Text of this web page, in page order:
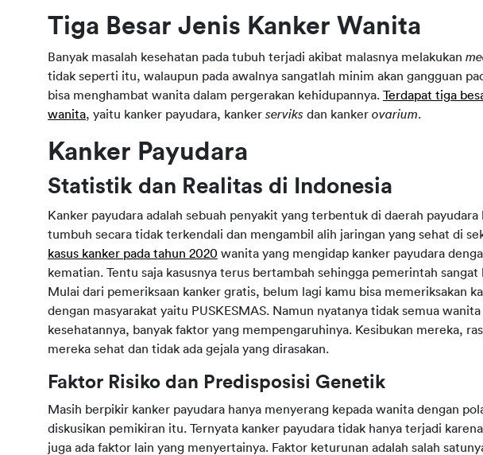
Tiga Besar Jenis Kanker Wanita
Banyak masalah kesehatan pada tubuh terjadi akibat malasnya melakukan
tidak seperti itu, walaupun pada awalnya sangatlah minim akan gangguan
bisa menghambat wanita dalam pergerakan kehidupannya. Terdapat tiga
wanita, yaitu kanker payudara, kanker serviks dan kanker ovarium.
Kanker Payudara
Statistik dan Realitas di Indonesia
Kanker payudara adalah sebuah penyakit yang terbentuk di daerah
tumbuh secara tidak terkendali dan mengambil alih jaringan yang sehat di
kasus kanker pada tahun 2020 wanita yang mengidap kanker payudara
kematian. Tentu saja kasusnya terus bertambah sehingga pemerintah
Mulai dari pemeriksaan kanker gratis, belum lagi kamu bisa memeriksakan
dengan masyarakat yaitu PUSKESMAS. Namun nyatanya tidak semua
kesehatannya, banyak faktor yang mempengaruhinya. Kesibukan mereka,
mereka sehat dan tidak ada gejala yang dirasakan.
Faktor Risiko dan Predisposisi Genetik
Masih berpikir kanker payudara hanya menyerang kepada wanita dengan
diskusikan pemikiran itu. Ternyata kanker payudara tidak hanya terjadi
juga ada faktor lain yang menyertainya. Faktor keturunan adalah salah